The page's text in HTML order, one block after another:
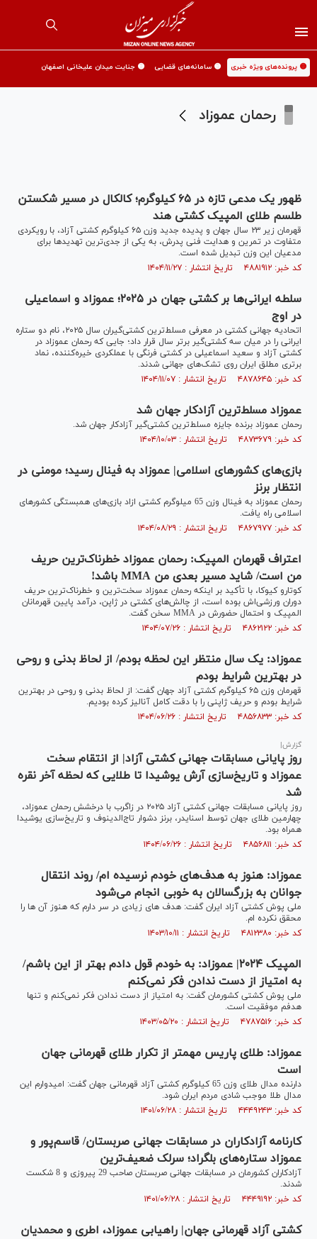
🟡 پرونده‌های ویژه خبری 🟡 سامانه‌های قضایی 🟡 جنایت میدان علیخانی اصفهان
رحمان عموزاد
ظهور یک مدعی تازه در ۶۵ کیلوگرم؛ کالکال در مسیر شکستن
طلسم طلای المپیک کشتی هند
قهرمان زیر ۲۳ سال جهان و پدیده جدید وزن ۶۵ کیلوگرم کشتی آزاد، با رویکردی
متفاوت در تمرین و هدایت فنی پدرش، به یکی از جدی‌ترین تهدید‌ها برای
مدعیان این وزن تبدیل شده است.
کد خبر: ۴۸۸۱۹۱۲ تاریخ انتشار : ۱۴۰۴/۱۱/۲۷
سلطه ایرانی‌ها بر کشتی جهان در ۲۰۲۵؛ عموزاد و اسماعیلی
در اوج
اتحادیه جهانی کشتی در معرفی مسلط‌ترین کشتی‌گیران سال ۲۰۲۵، نام دو ستاره
ایرانی را در میان سه کشتی‌گیر برتر سال قرار داد؛ جایی که رحمان عموزاد در
کشتی آزاد و سعید اسماعیلی در کشتی فرنگی با عملکردی خیره‌کننده، نماد
برتری مطلق ایران روی تشک‌های جهانی شدند.
کد خبر: ۴۸۷۸۶۴۵ تاریخ انتشار : ۱۴۰۴/۱۱/۰۷
عموزاد مسلط‌ترین آزادکار جهان شد
رحمان عموزاد برنده جایزه مسلط‌ترین کشتی‌گیر آزادکار جهان شد.
کد خبر: ۴۸۷۳۶۷۹ تاریخ انتشار : ۱۴۰۴/۱۰/۰۳
بازی‌های کشور‌های اسلامی| عموزاد به فینال رسید؛ مومنی در
انتظار برنز
رحمان عموزاد به فینال وزن 65 میلوگرم کشتی ازاد بازی‌های همبستگی کشورهای
اسلامی راه یافت.
کد خبر: ۴۸۶۷۹۷۷ تاریخ انتشار : ۱۴۰۴/۰۸/۲۹
اعتراف قهرمان المپیک: رحمان عموزاد خطرناک‌ترین حریف
من است/ شاید مسیر بعدی من MMA باشد!
کوتارو کیوکا، با تأکید بر اینکه رحمان عموزاد سخت‌ترین و خطرناک‌ترین حریف
دوران ورزشی‌اش بوده است، از چالش‌های کشتی در ژاپن، درآمد پایین قهرمانان
المپیک و احتمال حضورش در MMA سخن گفت.
کد خبر: ۴۸۶۲۱۲۲ تاریخ انتشار : ۱۴۰۴/۰۷/۲۶
عموزاد: یک سال منتظر این لحظه بودم/ از لحاظ بدنی و روحی
در بهترین شرایط بودم
قهرمان وزن ۶۵ کیلوگرم کشتی آزاد جهان گفت: از لحاظ بدنی و روحی در بهترین
شرایط بودم و حریف ژاپنی را با دقت کامل آنالیز کرده بودیم.
کد خبر: ۴۸۵۶۸۳۳ تاریخ انتشار : ۱۴۰۴/۰۶/۲۶
گزارش|
روز پایانی مسابقات جهانی کشتی آزاد| از انتقام سخت
عموزاد و تاریخ‌سازی آرش یوشیدا تا طلایی که لحظه آخر نقره
شد
روز پایانی مسابقات جهانی کشتی آزاد ۲۰۲۵ در زاگرب با درخشش رحمان عموزاد،
چهارمین طلای جهان توسط اسنایدر، برنز دشوار تاج‌الدینوف و تاریخ‌سازی یوشیدا
همراه بود.
کد خبر: ۴۸۵۶۸۱۱ تاریخ انتشار : ۱۴۰۴/۰۶/۲۶
عموزاد: هنوز به هدف‌های خودم نرسیده ام/ روند انتقال
جوانان به بزرگسالان به خوبی انجام می‌شود
ملی پوش کشتی آزاد ایران گفت: هدف های زیادی در سر دارم که هنوز آن ها را
محقق نکرده ام.
کد خبر: ۴۸۱۲۳۸۰ تاریخ انتشار : ۱۴۰۳/۱۰/۱۱
المپیک ۲۰۲۴| عموزاد: به خودم قول دادم بهتر از این باشم/
به امتیاز از دست ندادن فکر نمی‌کنم
ملی پوش کشتی کشورمان گفت: به امتیاز از دست ندادن فکر نمی‌کنم و تنها
هدفم موفقیت است.
کد خبر: ۴۷۸۷۵۱۶ تاریخ انتشار : ۱۴۰۳/۰۵/۲۰
عموزاد: طلای پاریس مهمتر از تکرار طلای قهرمانی جهان
است
دارنده مدال طلای وزن 65 کیلوگرم کشتی آزاد قهرمانی جهان گفت: امیدوارم این
مدال طلا موجب شادی مردم ایران شود.
کد خبر: ۴۴۴۹۲۴۳ تاریخ انتشار : ۱۴۰۱/۰۶/۲۸
کارنامه آزادکاران در مسابقات جهانی صربستان/ قاسم‌پور و
عموزاد ستاره‌های بلگراد؛ سرلک ضعیف‌ترین
آزادکاران کشورمان در مسابقات جهانی صربستان صاحب 29 پیروزی و 8 شکست
شدند.
کد خبر: ۴۴۴۹۱۹۲ تاریخ انتشار : ۱۴۰۱/۰۶/۲۸
کشتی آزاد قهرمانی جهان| راهیابی عموزاد، اطری و محمدیان